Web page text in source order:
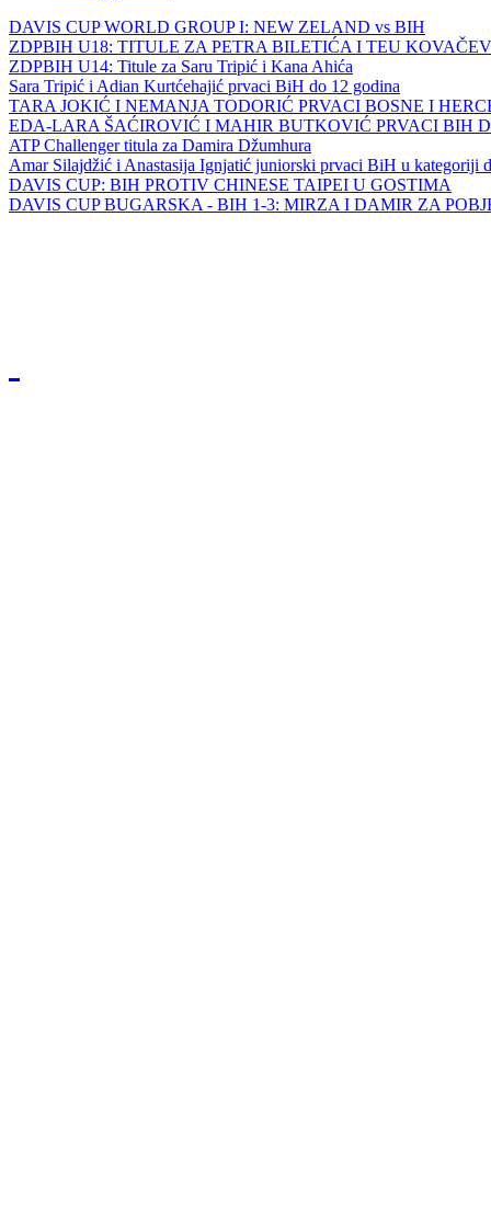
DAVIS CUP WORLD GROUP I: NEW ZELAND vs BIH
ZDPBIH U18: TITULE ZA PETRA BILETIĆA I TEU
ZDPBIH U14: Titule za Saru Tripić i Kana Ahića
Sara Tripić i Adian Kurtćehajić prvaci BiH do 12 godina
TARA JOKIĆ I NEMANJA TODORIĆ PRVACI BOSNE I
EDA-LARA ŠAĆIROVIĆ I MAHIR BUTKOVIĆ PRVACI BIH
ATP Challenger titula za Damira Džumhura
Amar Silajdžić i Anastasija Ignjatić juniorski prvaci BiH u kategoriji
DAVIS CUP: BIH PROTIV CHINESE TAIPEI U GOSTIMA
DAVIS CUP BUGARSKA - BIH 1-3: MIRZA I DAMIR ZA